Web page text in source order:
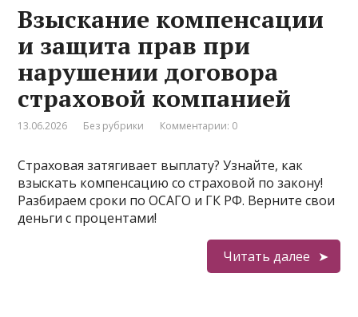
Взыскание компенсации
и защита прав при
нарушении договора
страховой компанией
13.06.2026 Без рубрики Комментарии: 0
Страховая затягивает выплату? Узнайте, как
взыскать компенсацию со страховой по закону!
Разбираем сроки по ОСАГО и ГК РФ. Верните свои
деньги с процентами!
Читать далее